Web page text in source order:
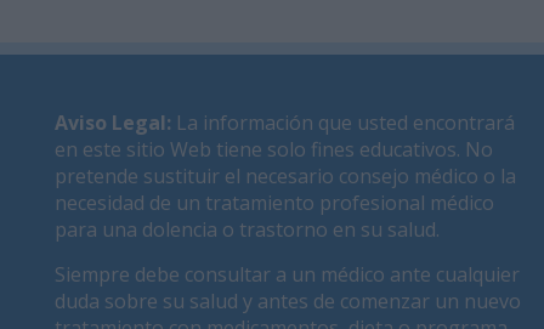
Aviso Legal: La información que usted encontrará
en este sitio Web tiene solo fines educativos. No
pretende sustituir el necesario consejo médico o la
necesidad de un tratamiento profesional médico
para una dolencia o trastorno en su salud.
Siempre debe consultar a un médico ante cualquier
duda sobre su salud y antes de comenzar un nuevo